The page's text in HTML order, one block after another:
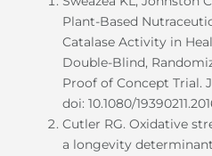
Plant-Based
Catalase Activity in
Double-Blind,
Proof of Concept Trial. J
doi: 10.1080/
Cutler RG. Oxidative
a longevity